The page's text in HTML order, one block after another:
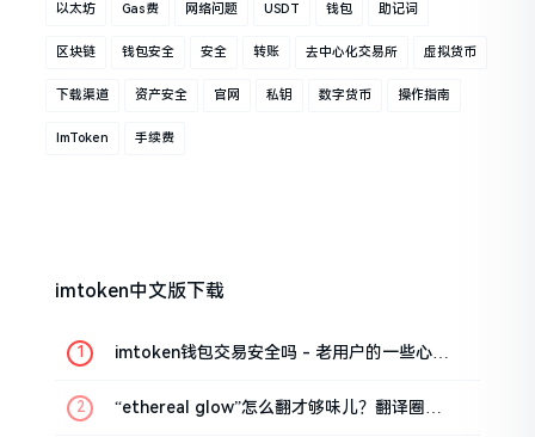
以太坊 Gas费 网络问题 USDT 钱包 助记词
区块链 钱包安全 安全 转账 去中心化交易所 虚拟货币
下载渠道 资产安全 官网 私钥 数字货币 操作指南
ImToken 手续费
imtoken中文版下载
imtoken钱包交易安全吗 - 老用户的一些心里
“ethereal glow”怎么翻才够味儿？翻译圈老